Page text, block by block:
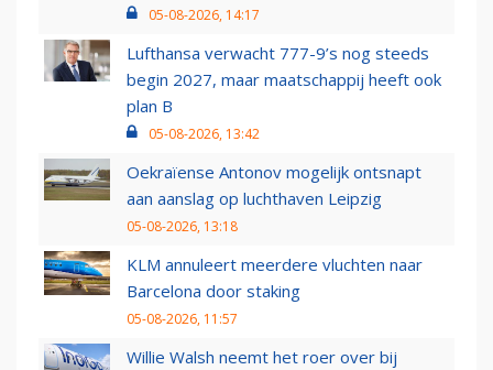
05-08-2026, 14:17
Lufthansa verwacht 777-9’s nog steeds
begin 2027, maar maatschappij heeft ook
plan B
05-08-2026, 13:42
Oekraïense Antonov mogelijk ontsnapt
aan aanslag op luchthaven Leipzig
05-08-2026, 13:18
KLM annuleert meerdere vluchten naar
Barcelona door staking
05-08-2026, 11:57
Willie Walsh neemt het roer over bij